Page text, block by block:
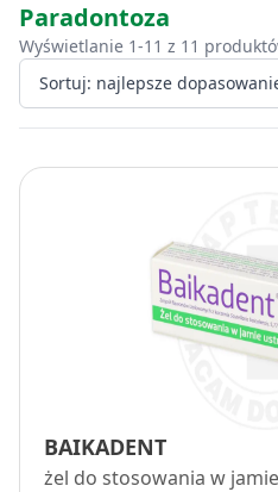
Paradontoza
Wyświetlanie 1-11 z 11
BAIKADENT
żel do stosowania w